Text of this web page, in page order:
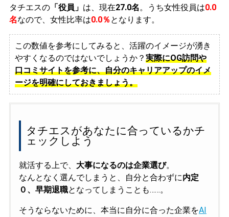
タチエスの「役員」 は、現在27.0名。うち女性役員は0.0
名なので、女性比率は0.0％ となります。
この数値を参考にしてみると、活躍のイメージが湧き
やすくなるのではないでしょうか？ 実際にOG訪問や
口コミサイトを参考に、自分のキャリアアップのイメ
ージを明確にしておきましょう。
タチエスがあなたに合っているかチ
ェックしよう
就活する上で、 大事になるのは企業選び。
なんとなく選んでしまうと、自分と合わずに内定
０、早期退職となってしまうことも……。
そうならないために、本当に自分に合った企業をAI